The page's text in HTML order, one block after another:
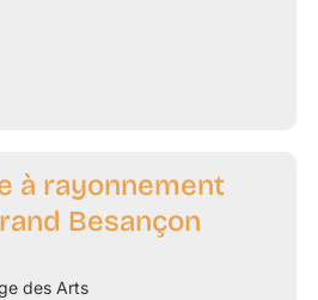
à rayonnement
Besançon
des Arts